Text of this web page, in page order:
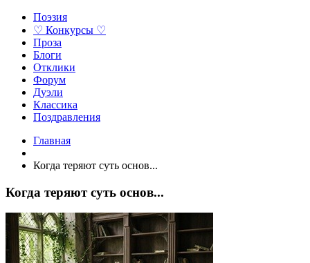
Поэзия
♡ Конкурсы ♡
Проза
Блоги
Отклики
Форум
Дуэли
Классика
Поздравления
Главная
Когда теряют суть основ...
Когда теряют суть основ...